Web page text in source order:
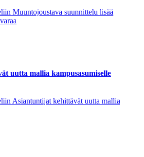
Muuntojoustava suunnittelu lisää
uutta mallia kampusasumiselle
Asiantuntijat kehittävät uutta mallia